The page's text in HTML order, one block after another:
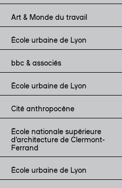
Art & Monde du travail
École urbaine de Lyon
bbc & associés
École urbaine de Lyon
Cité anthropocène
École nationale supérieure
d’architecture de Clermont-
Ferrand
École urbaine de Lyon